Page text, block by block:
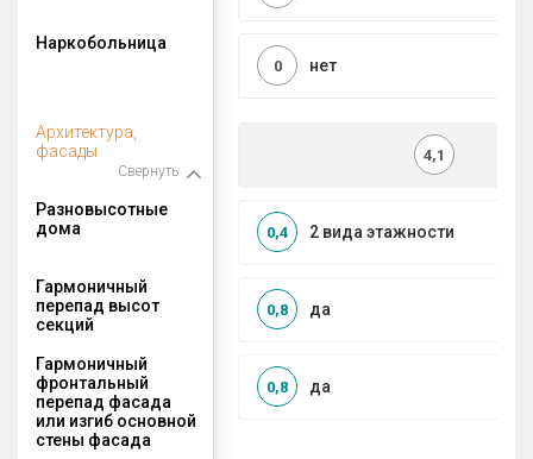
Наркобольница
нет
0
Архитектура,
фасады
Свернуть
4,1
Разновысотные
дома
2 вида этажности
0,4
Гармоничный
перепад высот
секций
да
0,8
Гармоничный
фронтальный
перепад фасада
или изгиб основной
стены фасада
да
0,8